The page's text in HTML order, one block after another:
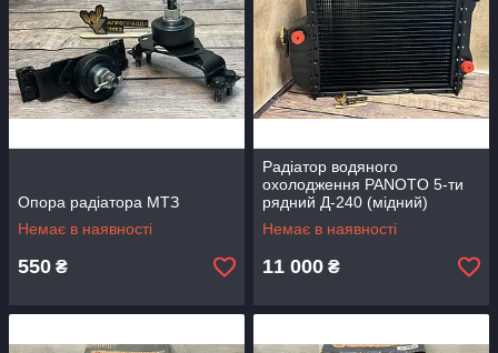
Опора радіатора МТЗ
Немає в наявності
550 ₴
Радіатор водяного
охолодження PANOTO 5-ти
рядний Д-240 (мідний)
МТЗ-80, 82 (Туреччина)
Немає в наявності
11 000 ₴